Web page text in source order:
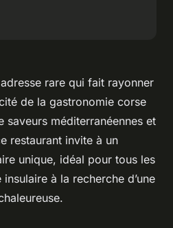
rare qui fait rayonner
de la gastronomie corse
méditerranéennes et
restaurant invite à un
unique, idéal pour tous les
à la recherche d’une